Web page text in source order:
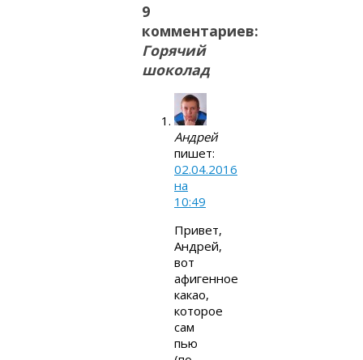
9
комментариев:
Горячий
шоколад
Андрей
пишет:
02.04.2016
на
10:49
Привет,
Андрей,
вот
афигенное
какао,
которое
сам
пью